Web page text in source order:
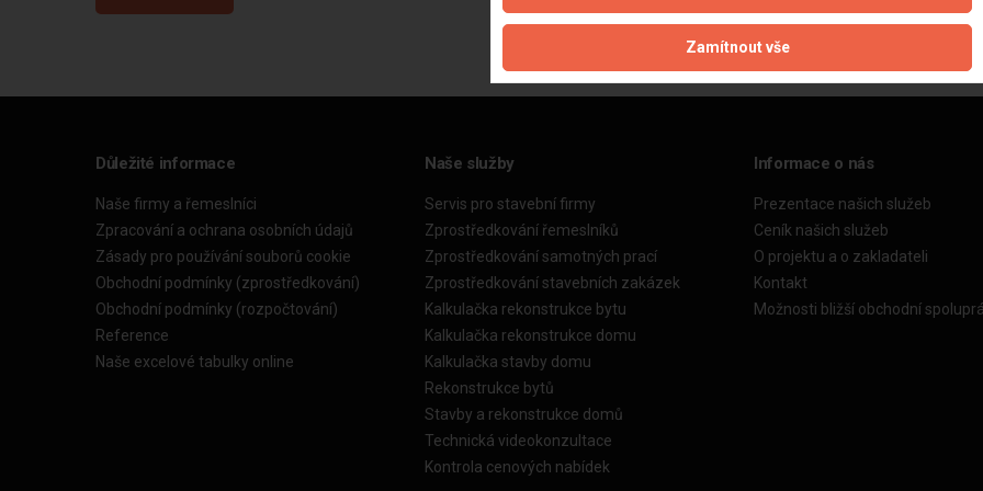
Důležité informace
Naše firmy a řemeslníci
Zpracování a ochrana osobních údajů
Zásady pro používání souborů cookie
Obchodní podmínky (zprostředkování)
Obchodní podmínky (rozpočtování)
Reference
Naše excelové tabulky online
Naše služby
Servis pro stavební firmy
Zprostředkování řemeslníků
Zprostředkování samotných prací
Zprostředkování stavebních zakázek
Kalkulačka rekonstrukce bytu
Kalkulačka rekonstrukce domu
Kalkulačka stavby domu
Rekonstrukce bytů
Stavby a rekonstrukce domů
Technická videokonzultace
Kontrola cenových nabídek
Informace o nás
Prezentace našich služeb
Ceník našich služeb
O projektu a o zakladateli
Kontakt
Možnosti bližší obchodní
Zamítnout vše